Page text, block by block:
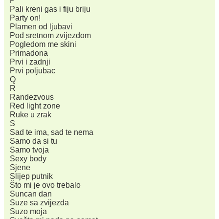
Pali kreni gas i fiju briju
Party on!
Plamen od ljubavi
Pod sretnom zvijezdom
Pogledom me skini
Primadona
Prvi i zadnji
Prvi poljubac
Q
R
Randezvous
Red light zone
Ruke u zrak
S
Sad te ima, sad te nema
Samo da si tu
Samo tvoja
Sexy body
Sjene
Slijep putnik
Što mi je ovo trebalo
Suncan dan
Suze sa zvijezda
Suzo moja